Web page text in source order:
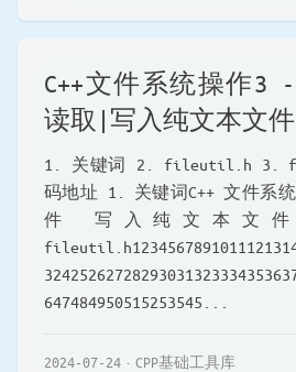
C++文件系统操作3
读取|写入纯文本文件
1. 关键词 2. fileutil.h 3.
码地址 1. 关键词C++ 文件系
件 写入纯文本文
647484950515253545...
2024-07-24 CPP基础工具库